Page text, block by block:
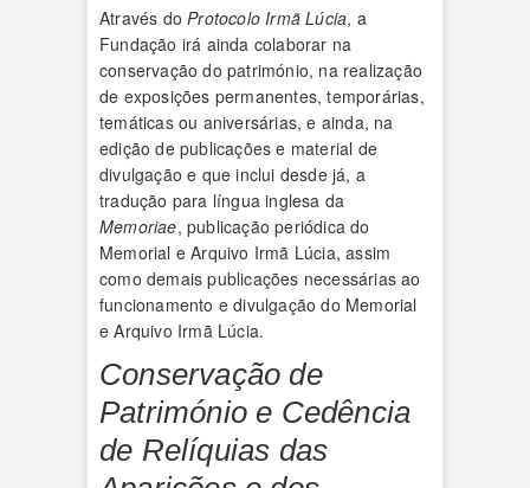
Através doProtocolo Irmã Lúcia, a
Fundação irá ainda colaborar na
conservação do património, na realização
de exposições permanentes, temporárias,
temáticas ou aniversárias, e ainda, na
edição de publicações e material de
divulgação e que inclui desde já, a
tradução para língua inglesa da
Memoriae, publicação periódica do
Memorial e Arquivo Irmã Lúcia, assim
como demais publicações necessárias ao
funcionamento e divulgação do Memorial
e Arquivo Irmã Lúcia.
Conservação de
Património e Cedência
de Relíquias das